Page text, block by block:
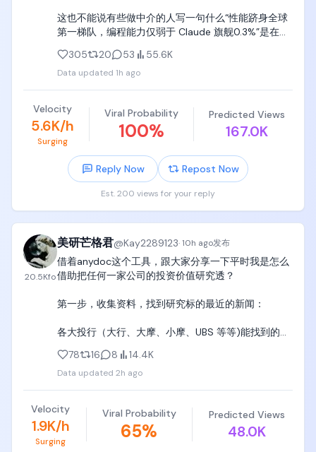
这也不能说有些做中介的人写一句什么“性能跻身全球
第一梯队，编程能力仅弱于 Claude 旗舰0.3%”是在纯
305 20 53 55.6K
Data updated 1h ago
Velocity
5.6K/h
Surging
Viral Probability
100%
Predicted Views
167.0K
Reply Now Repost Now
Est. 200 views for your reply
20.5Kfo
美研芒格君@Kay2289123·10h ago发布
借着anydoc这个工具，跟大家分享一下平时我是怎么
借助把任何一家公司的投资价值研究透？
第一步，收集资料，找到研究标的最近的新闻：
各大投行（大行、大摩、小摩、UBS 等等)能找到的所
第二步，派发 Agent Team：
我的 Agent 会化身成各个投行的分析师，分别持有一
方观点。我仿照华尔街投行搭建了一套自己的 Agent
Team：
• 有的 Agent 蒸馏了我的思想
78 16 8 14.4K
Data updated 2h ago
Velocity
1.9K/h
Surging
Viral Probability
65%
Predicted Views
48.0K